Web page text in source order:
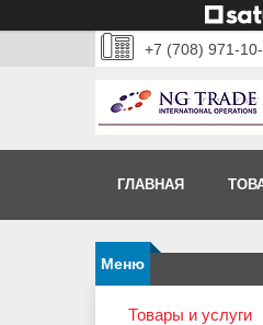
+7 (708) 971-
ГЛАВНАЯ
Товары и услуги